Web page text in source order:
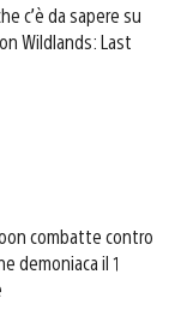
c’è da sapere su
Wildlands: Last
combatte contro
demoniaca il 1